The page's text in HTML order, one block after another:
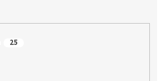
25